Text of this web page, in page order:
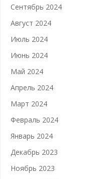
Сентябрь 2024
Август 2024
Июль 2024
Июнь 2024
Май 2024
Апрель 2024
Март 2024
Февраль 2024
Январь 2024
Декабрь 2023
Ноябрь 2023